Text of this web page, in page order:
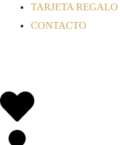
TARJETA REGALO
CONTACTO